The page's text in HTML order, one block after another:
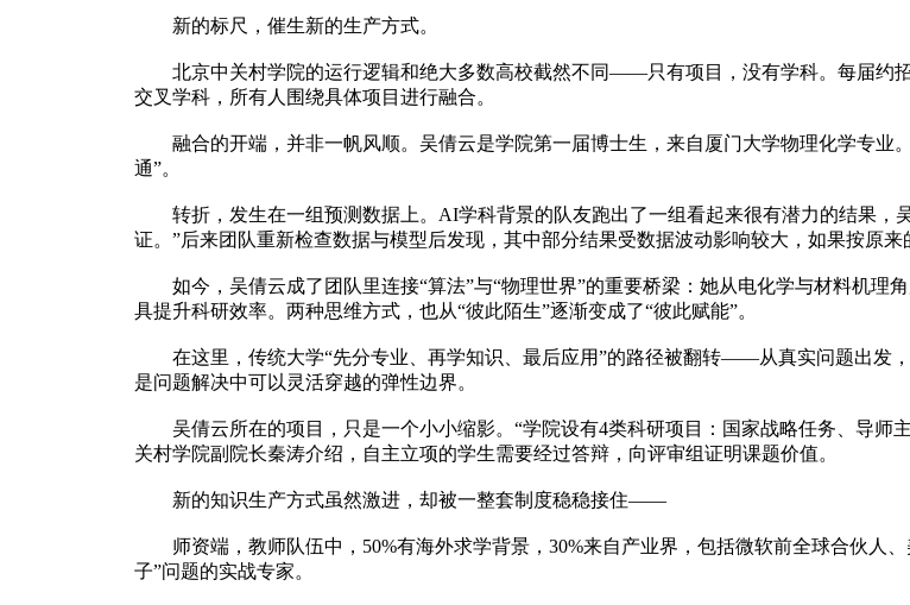
新的标尺，催生新的生产方式。
北京中关村学院的运行逻辑和绝大多数高校截然不同——只有项目，没有学科。每届约招
交叉学科，所有人围绕具体项目进行融合。
融合的开端，并非一帆风顺。吴倩云是学院第一届博士生，来自厦门大学物理化学专业
通”。
转折，发生在一组预测数据上。AI学科背景的队友跑出了一组看起来很有潜力的结果，
证。”后来团队重新检查数据与模型后发现，其中部分结果受数据波动影响较大，如果按原来
如今，吴倩云成了团队里连接“算法”与“物理世界”的重要桥梁：她从电化学与材料机理
具提升科研效率。两种思维方式，也从“彼此陌生”逐渐变成了“彼此赋能”。
在这里，传统大学“先分专业、再学知识、最后应用”的路径被翻转——从真实问题出发
是问题解决中可以灵活穿越的弹性边界。
吴倩云所在的项目，只是一个小小缩影。“学院设有4类科研项目：国家战略任务、导师
关村学院副院长秦涛介绍，自主立项的学生需要经过答辩，向评审组证明课题价值。
新的知识生产方式虽然激进，却被一整套制度稳稳接住——
师资端，教师队伍中，50%有海外求学背景，30%来自产业界，包括微软前全球合伙人
子”问题的实战专家。